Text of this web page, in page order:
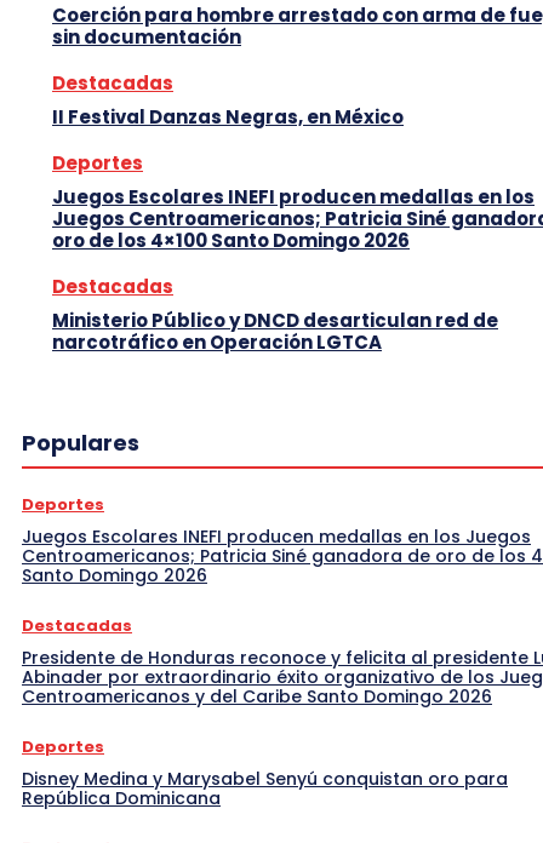
Coerción para hombre arrestado con arma de
sin documentación
Destacadas
II Festival Danzas Negras, en México
Deportes
Juegos Escolares INEFI producen medallas en los
Juegos Centroamericanos; Patricia Siné
oro de los 4×100 Santo Domingo 2026
Destacadas
Ministerio Público y DNCD desarticulan red de
narcotráfico en Operación LGTCA
Populares
Deportes
Juegos Escolares INEFI producen medallas en los Juegos
Centroamericanos; Patricia Siné ganadora de oro de los
Santo Domingo 2026
Destacadas
Presidente de Honduras reconoce y felicita al presidente
Abinader por extraordinario éxito organizativo de los
Centroamericanos y del Caribe Santo Domingo 2026
Deportes
Disney Medina y Marysabel Senyú conquistan oro para
República Dominicana